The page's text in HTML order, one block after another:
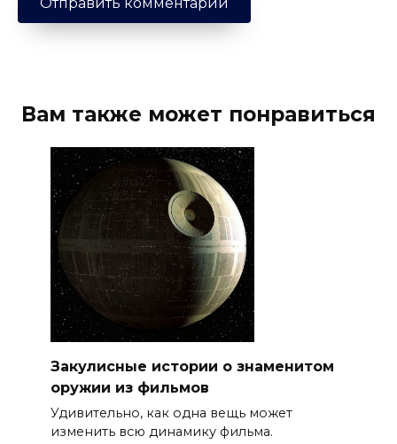
Вам также может понравиться
Закулисные истории о знаменитом
оружии из фильмов
Удивительно, как одна вещь может
изменить всю динамику фильма.